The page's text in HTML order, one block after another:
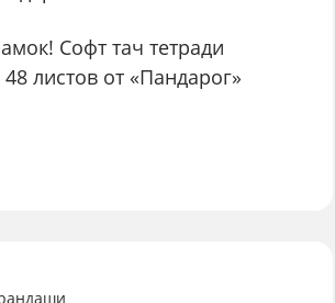
Софт тач тетради
листов от «Пандарог»